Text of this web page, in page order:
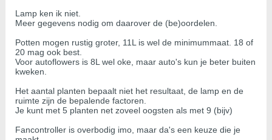
Lamp ken ik niet.
Meer gegevens nodig om daarover de (be)oordelen.
Potten mogen rustig groter, 11L is wel de minimummaat. 18 of
20 mag ook best.
Voor autoflowers is 8L wel oke, maar auto's kun je beter buiten
kweken.
Het aantal planten bepaalt niet het resultaat, de lamp en de
ruimte zijn de bepalende factoren.
Je kunt met 5 planten net zoveel oogsten als met 9 (bijv)
Fancontroller is overbodig imo, maar da's een keuze die je